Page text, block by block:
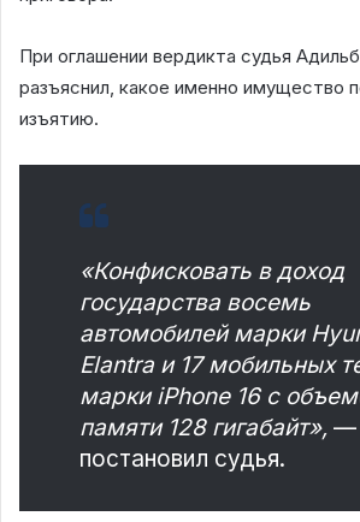
При оглашении вердикта судья
разъяснил, какое именно имущество
изъятию.
«Конфисковать в доход
государства восемь
автомобилей марки
Elantra и 17 мобильных
марки iPhone 16 с
памяти 128 гигабайт», —
постановил судья.